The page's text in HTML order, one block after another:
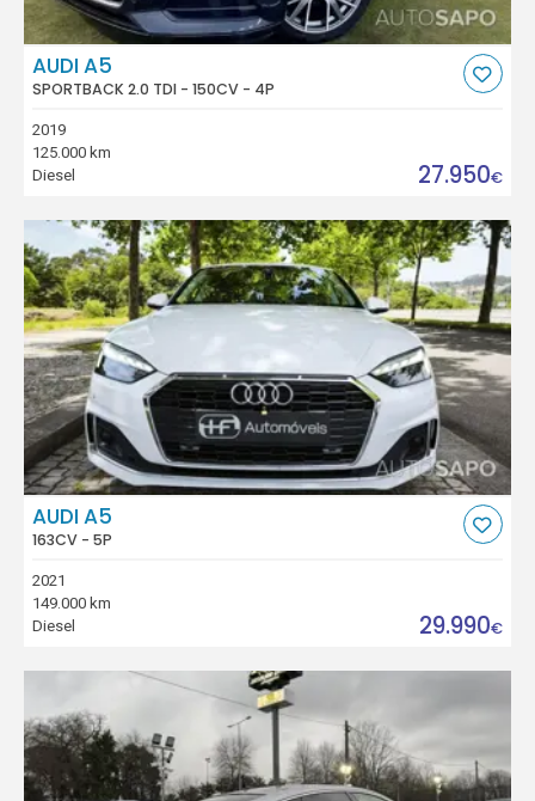
AUDI A5
SPORTBACK 2.0 TDI - 150CV - 4P
2019
125.000 km
Diesel
27.950€
AUDI A5
163CV - 5P
2021
149.000 km
Diesel
29.990€